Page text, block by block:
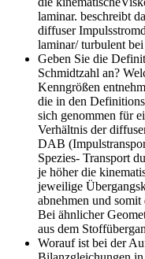
laminar. beschreibt
diffuser
laminar/ turbulent
Geben Sie die
Schmidtzahl an?
Kenngrößen
die in den
sich genommen für
Verhältnis der
DAB
Spezies- Transport
je höher die
jeweilige
abnehmen und
Bei ähnlicher
aus dem
Worauf ist bei der